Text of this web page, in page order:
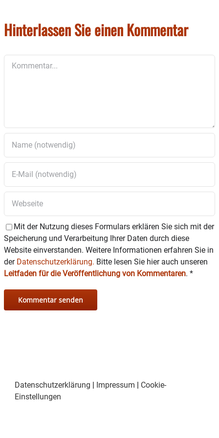
Hinterlassen Sie einen Kommentar
Mit der Nutzung dieses Formulars erklären Sie sich mit der
Speicherung und Verarbeitung Ihrer Daten durch diese
Website einverstanden. Weitere Informationen erfahren Sie in
der Datenschutzerklärung. Bitte lesen Sie hier auch unseren
Leitfaden für die Veröffentlichung von Kommentaren. *
Datenschutzerklärung | Impressum | Cookie-
Einstellungen